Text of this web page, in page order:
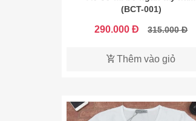
(BCT-001)
290.000 Đ 315.000 Đ
Thêm vào giỏ